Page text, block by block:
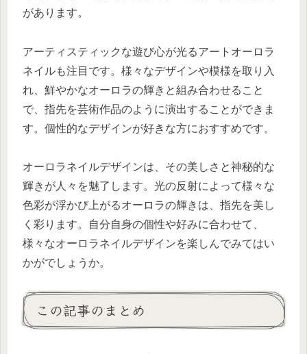
があります。
アーティスティックな遊び心が光るアートオーロラ
ネイルも注目です。様々なデザインや模様を取り入
れ、鮮やかなオーロラの輝きと組み合わせること
で、指先を芸術作品のように演出することができま
す。個性的なデザインが好きな方におすすめです。
オーロラネイルデザインは、その美しさと神秘的な
輝きが人々を魅了します。光の反射によって様々な
色彩が浮かび上がるオーロラの輝きは、指先を美し
く彩ります。自分自身の個性や好みに合わせて、
様々なオーロラネイルデザインを楽しんでみてはい
かがでしょうか。
この記事のまとめ